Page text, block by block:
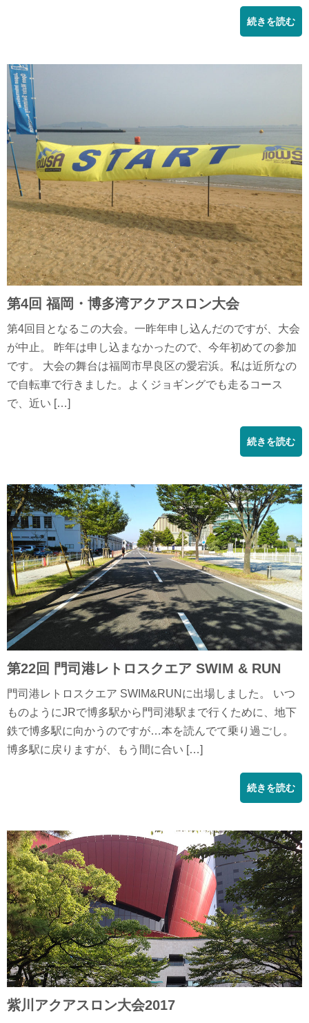
続きを読む
第4回 福岡・博多湾アクアスロン大会
第4回目となるこの大会。一昨年申し込んだのですが、大会
が中止。 昨年は申し込まなかったので、今年初めての参加
です。 大会の舞台は福岡市早良区の愛宕浜。私は近所なの
で自転車で行きました。よくジョギングでも走るコース
で、近い […]
続きを読む
第22回 門司港レトロスクエア SWIM & RUN
門司港レトロスクエア SWIM&RUNに出場しました。 いつ
ものようにJRで博多駅から門司港駅まで行くために、地下
鉄で博多駅に向かうのですが…本を読んでて乗り過ごし。
博多駅に戻りますが、もう間に合い […]
続きを読む
紫川アクアスロン大会2017